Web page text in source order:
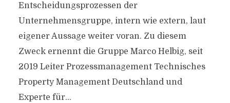
Entscheidungsprozessen der
Unternehmensgruppe, intern wie extern, laut
eigener Aussage weiter voran. Zu diesem
Zweck ernennt die Gruppe Marco Helbig, seit
2019 Leiter Prozessmanagement Technisches
Property Management Deutschland und
Experte für...